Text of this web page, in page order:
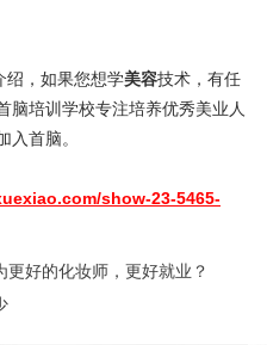
绍，如果您想学美容技术，有任
脑培训学校专注培养优秀美业人
入首脑。
show-23-5465-
好的化妆师，更好就业？